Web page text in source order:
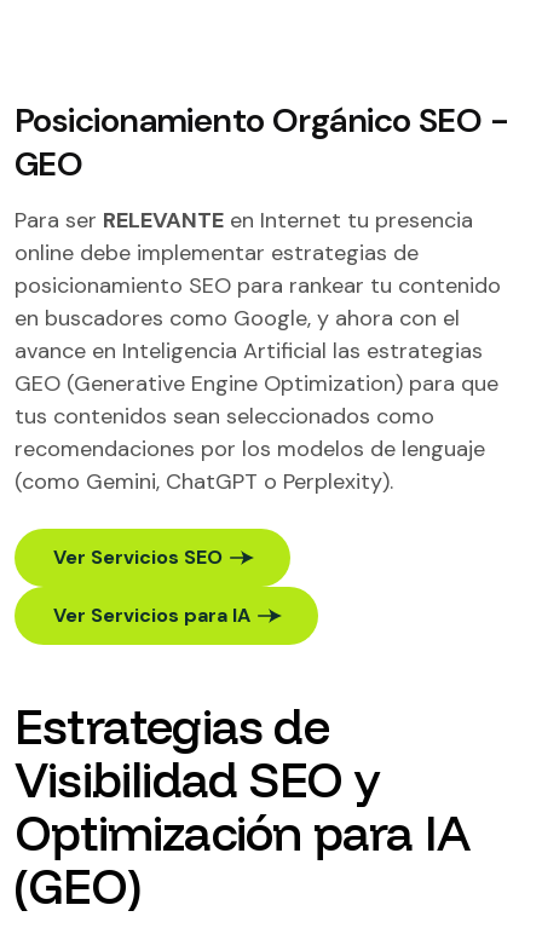
Posicionamiento Orgánico SEO -
GEO
Para ser RELEVANTE en Internet tu presencia
online debe implementar estrategias de
posicionamiento SEO para rankear tu contenido
en buscadores como Google, y ahora con el
avance en Inteligencia Artificial las estrategias
GEO (Generative Engine Optimization) para que
tus contenidos sean seleccionados como
recomendaciones por los modelos de lenguaje
(como Gemini, ChatGPT o Perplexity).
Ver Servicios SEO
Ver Servicios para IA
Estrategias de
Visibilidad SEO y
Optimización para IA
(GEO)